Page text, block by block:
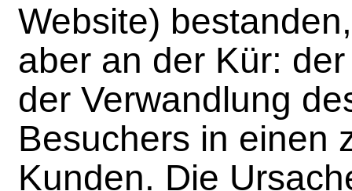
Website)
aber an der Kür:
der Verwandlung
Besuchers in einen
Kunden. Die